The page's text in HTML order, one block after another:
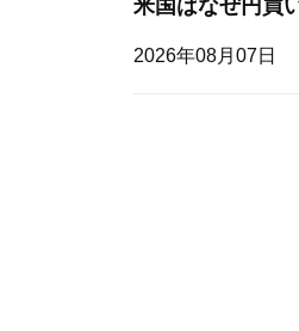
米国はなぜ円買
2026年08月07日